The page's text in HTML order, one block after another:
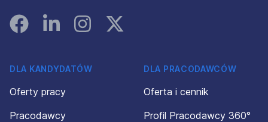
FacebookLinked InInstagramInstagram
DLA KANDYDATÓW
Oferty pracy
Pracodawcy
DLA PRACODAWCÓW
Oferta i cennik
Profil Pracodawcy 360°